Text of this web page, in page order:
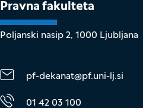
Pravna fakulteta
Poljanski nasip 2, 1000 Ljubljana
pf-dekanat@pf.uni-lj.si
01 42 03 100